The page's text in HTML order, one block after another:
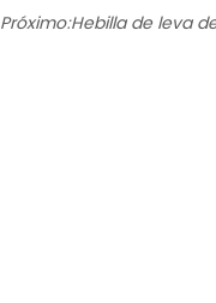
Próximo:Hebilla de leva